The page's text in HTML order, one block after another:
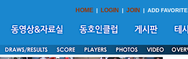
HOME | LOGIN | JOIN | ADD FAVORITE